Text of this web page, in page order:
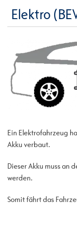
Elektro
Ein Elektrofahrzeug
Akku verbaut.
Dieser Akku muss an
werden.
Somit fährt das